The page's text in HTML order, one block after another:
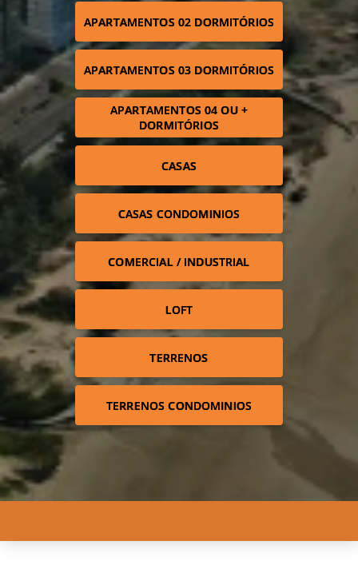
APARTAMENTOS 02 DORMITÓRIOS
APARTAMENTOS 03 DORMITÓRIOS
APARTAMENTOS 04 OU +
DORMITÓRIOS
CASAS
CASAS CONDOMINIOS
COMERCIAL / INDUSTRIAL
LOFT
TERRENOS
TERRENOS CONDOMINIOS